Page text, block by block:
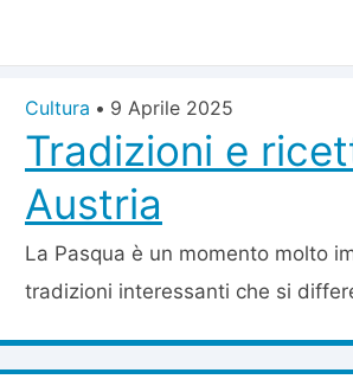
Cultura • 9 Aprile 2025
Tradizioni e
Austria
La Pasqua è un momento molto
tradizioni interessanti che si